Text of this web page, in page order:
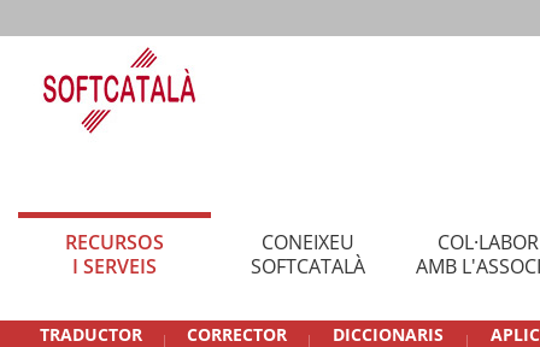
RECURSOS
I SERVEIS
CONEIXEU
SOFTCATALÀ
AMB
TRADUCTOR CORRECTOR DICCIONARIS